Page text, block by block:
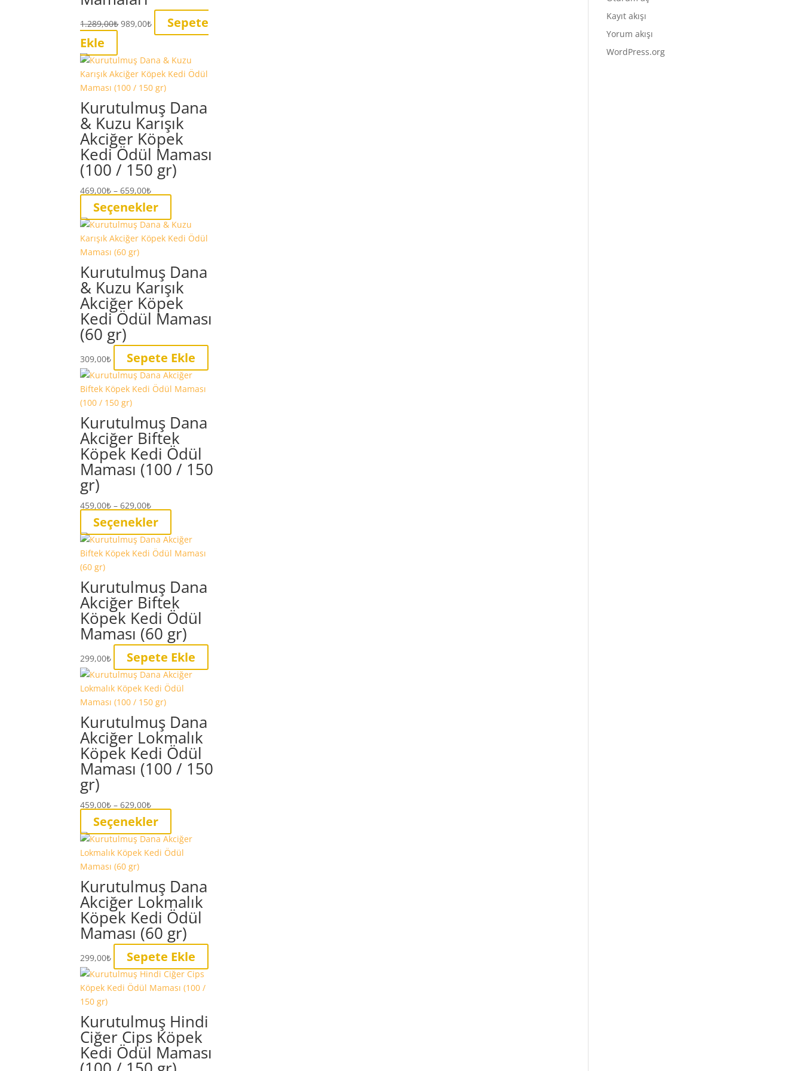
1.289,00₺ Orijinal
989,00₺
andaki
989,00₺.
Sepete
Ekle
Kurutulmuş Dana
& Kuzu Karışık
Akciğer Köpek
Kedi Ödül Maması
(100 / 150 gr)
469,00₺ –659,00₺Fiyat
aralığı:
469,00₺
-
659,00₺
Seçenekler
ürünün
birden
fazla
var.
Seçenekler
ürün
sayfasından
seçilebilir
Kurutulmuş Dana
& Kuzu Karışık
Akciğer Köpek
Kedi Ödül Maması
(60 gr)
309,00₺ Sepete Ekle
Kurutulmuş Dana
Akciğer Biftek
Köpek Kedi Ödül
Maması (100 / 150
gr)
459,00₺ –629,00₺Fiyat
aralığı:
459,00₺
-
629,00₺
Seçenekler
ürünün
birden
fazla
var.
Seçenekler
ürün
sayfasından
seçilebilir
Kurutulmuş Dana
Akciğer Biftek
Köpek Kedi Ödül
Maması (60 gr)
299,00₺ Sepete Ekle
Kurutulmuş Dana
Akciğer Lokmalık
Köpek Kedi Ödül
Maması (100 / 150
gr)
459,00₺ –629,00₺Fiyat
aralığı:
459,00₺
-
629,00₺
Seçenekler
ürünün
birden
fazla
var.
Seçenekler
ürün
sayfasından
seçilebilir
Kurutulmuş Dana
Akciğer Lokmalık
Köpek Kedi Ödül
Maması (60 gr)
299,00₺ Sepete Ekle
Kurutulmuş Hindi
Ciğer Cips Köpek
Kedi Ödül Maması
Kayıt akışı
Yorum akışı
WordPress.org